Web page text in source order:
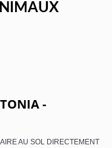
-
AU SOL DIRECTEMENT